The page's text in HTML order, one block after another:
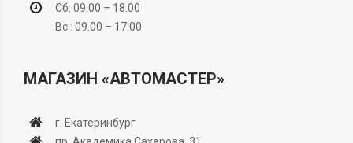
Сб: 09.00 – 18.00
Вс.: 09.00 – 17.00
МАГАЗИН «АВТОМАСТЕР»
г. Екатеринбург